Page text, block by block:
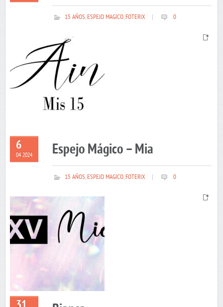
15 AÑOS,ESPEJO MAGICO,FOTERIX 0
6
04 2024 Espejo Mágico – Mia
15 AÑOS,ESPEJO MAGICO,FOTERIX 0